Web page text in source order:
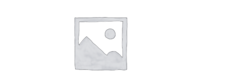
kan
vælges
på
varesiden